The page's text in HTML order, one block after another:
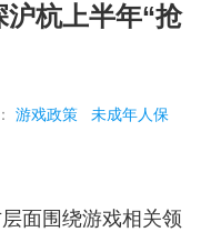
杭上半年“抢
游戏政策 未成年人保
面围绕游戏相关领